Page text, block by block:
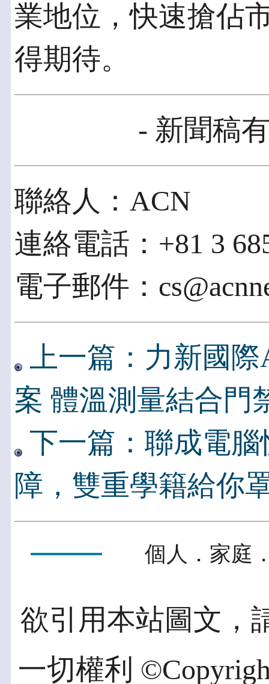
業地位，快速搶佔
得期待。
- 新聞稿
聯絡人：ACN
連絡電話：+81 3
電子郵件：
上一篇：力新國
案 體溫測量結合門
下一篇：聯成電
障，雙重學籍給你
個人．家庭
欲引用本站圖文，
一切權利